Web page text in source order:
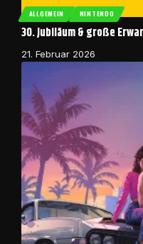
ALLGEMEIN NINTENDO
30. Jubiläum & große
21. Februar 2026